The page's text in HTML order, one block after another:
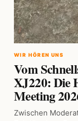
WIR HÖREN UNS
Vom
XJ220: Die
Meeting
Zwischen